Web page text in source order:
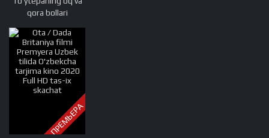
qora bollari
Uzbek tilida
O'zbekcha tarjima
kino 2012 Full HD
tas-ix skachat
ПРЕМЬЕРА